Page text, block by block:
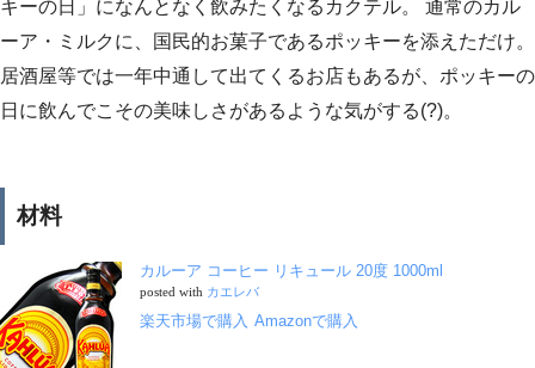
キーの日」になんとなく飲みたくなるカクテル。 通常のカル
ーア・ミルクに、国民的お菓子であるポッキーを添えただけ。
居酒屋等では一年中通して出てくるお店もあるが、ポッキーの
日に飲んでこその美味しさがあるような気がする(?)。
材料
カルーア コーヒー リキュール 20度 1000ml
posted with カエレバ
楽天市場で購入 Amazonで購入